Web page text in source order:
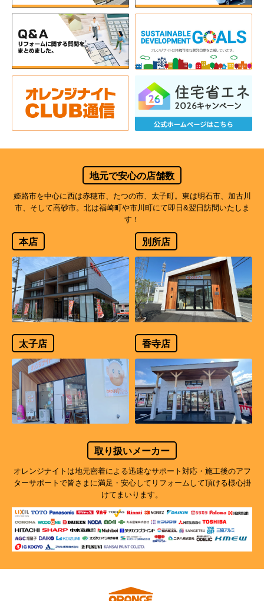
地元で安心の店舗数
姫路市を中心に西は赤穂市、たつの市、太子町。東は明石市、加古川
市、そして高砂市。北は福崎町や市川町にて即日&翌日訪問いたしま
す！
本店 別所店
太子店 香寺店
取り扱いメーカー
オレンジナイトは地元密着による迅速なサポート対応・施工後のアフ
ターサポートで皆さまに満足・安心してリフォームして頂ける様心掛
けてまいります。